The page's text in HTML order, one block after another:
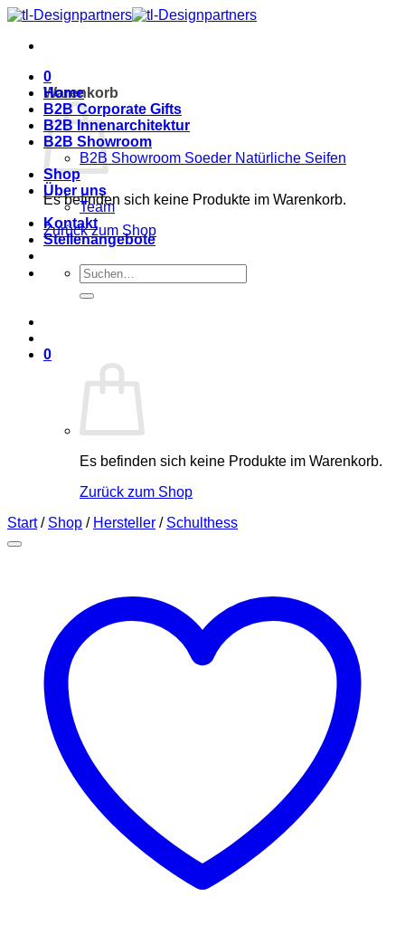
Zum
springen
0
Warenkorb
Es befinden sich keine Produkte im Warenkorb.
Zurück zum Shop
Home
B2B Corporate Gifts
B2B Innenarchitektur
B2B Showroom
B2B Showroom Soeder Natürliche Seifen
Shop
Über uns
Team
Kontakt
Stellenangebote
Suche
nach:
0
Es befinden sich keine Produkte im Warenkorb.
Zurück zum Shop
Start / Shop / Hersteller / Schulthess